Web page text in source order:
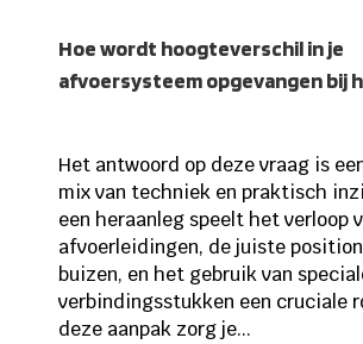
Hoe wordt hoogteverschil in je
afvoersysteem opgevangen bij
Het antwoord op deze vraag is
mix van techniek en praktisch
een heraanleg speelt het verloop
afvoerleidingen, de juiste
buizen, en het gebruik van
verbindingsstukken een cruciale
deze aanpak zorg je...